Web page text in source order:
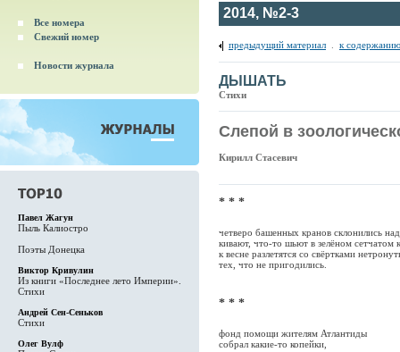
Все номера
Свежий номер
Новости журнала
Павел Жагун
Пыль Калиостро
Поэты Донецка
Виктор Кривулин
Из книги «Последнее лето Империи».
Стихи
Андрей Сен-Сеньков
Стихи
Олег Вулф
2014, №2-3
предыдущий материал к
ДЫШАТЬ
Стихи
Слепой в
Кирилл Стасевич
* * *
четверо башенных кранов склонились
кивают, что-то шьют в зелёном сетчатом
к весне разлетятся со свёртками
тех, что не пригодились.
* * *
фонд помощи жителям Атлантиды
собрал какие-то копейки,